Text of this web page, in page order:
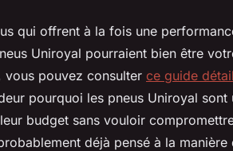
: alliez
qui offrent à la fois une
Uniroyal pourraient bien être
vous pouvez consulter ce guide
pourquoi les pneus Uniroyal
budget sans vouloir
déjà pensé à la